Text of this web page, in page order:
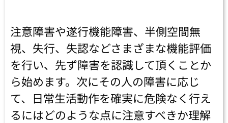
注意障害や遂行機能障害、半側空間無
視、失行、失認などさまざまな機能評価
を行い、先ず障害を認識して頂くことか
ら始めます。次にその人の障害に応じ
て、日常生活動作を確実に危険なく行え
るにはどのような点に注意すべきか理解